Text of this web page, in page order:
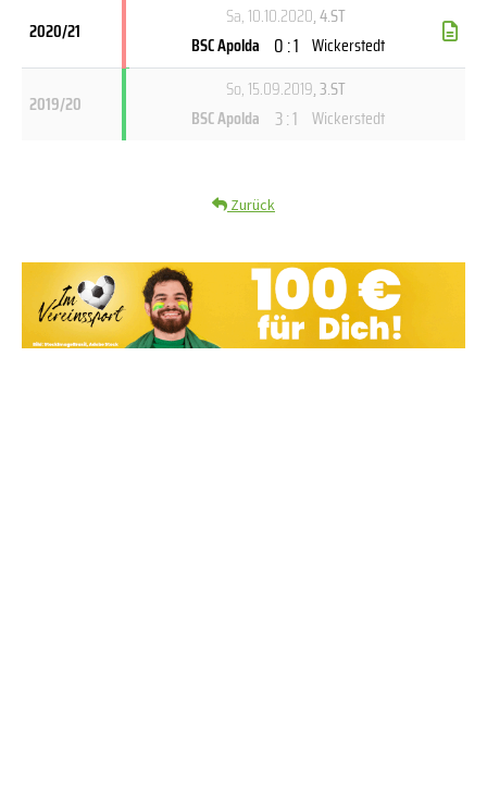
2020/21
Sa, 10.10.2020, 4.ST
BSC Apolda 0 : 1 Wickerstedt
2019/20
So, 15.09.2019, 3.ST
BSC Apolda
3 : 1 Wickerstedt
Zurück